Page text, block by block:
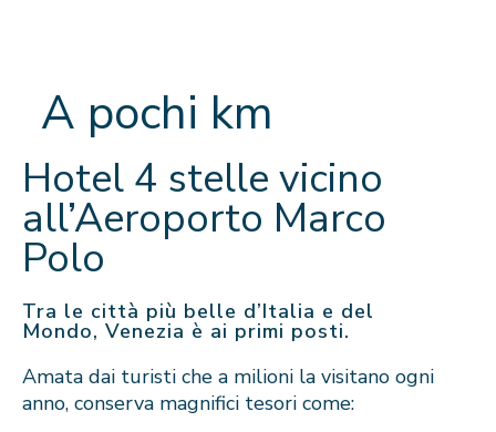
A pochi km
Hotel 4 stelle vicino
all’Aeroporto Marco
Polo
Tra le città più belle d’Italia e del
Mondo, Venezia è ai primi posti.
Amata dai turisti che a milioni la visitano ogni
anno, conserva magnifici tesori come: